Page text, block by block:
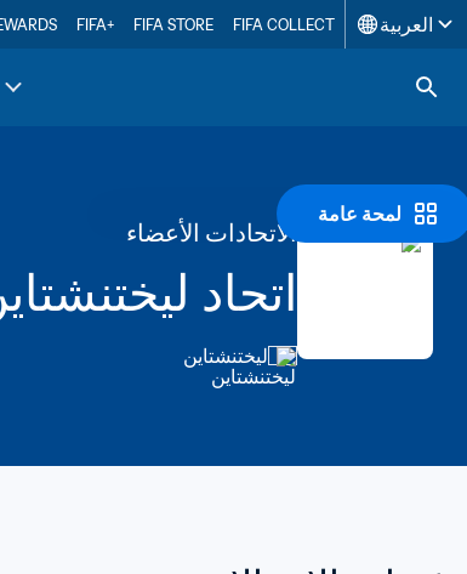
FIFA+ FIFA STORE FIFA COLLECT العربية
لمحة عامة
الاتحادات الأعضاء
اتحاد
ليختنشتاين